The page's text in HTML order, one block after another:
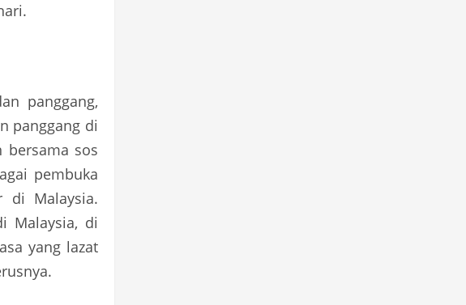
panggang,
panggang di
bersama sos
pembuka
di Malaysia.
Malaysia, di
yang lazat